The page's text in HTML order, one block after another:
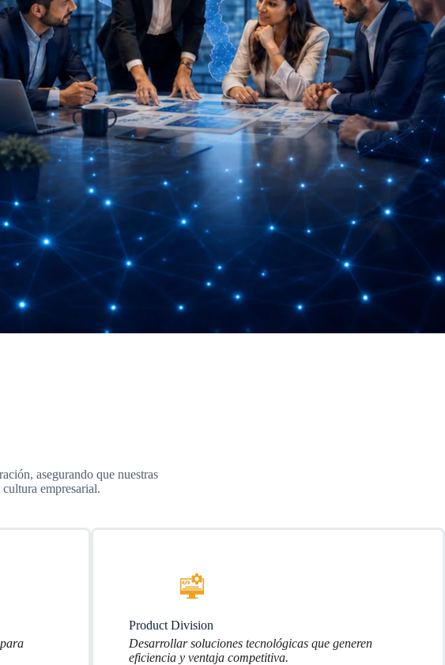
asegurando que nuestras
empresarial.
Product Division
Desarrollar soluciones tecnológicas que generen
eficiencia y ventaja competitiva.